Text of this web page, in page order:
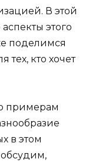
В этой
этого
поделимся
кто хочет
примерам
в этом